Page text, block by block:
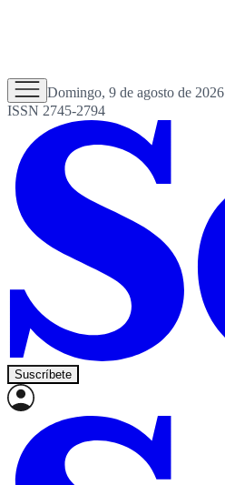
Domingo, 9 de agosto de 2026
ISSN 2745-2794
Suscríbete